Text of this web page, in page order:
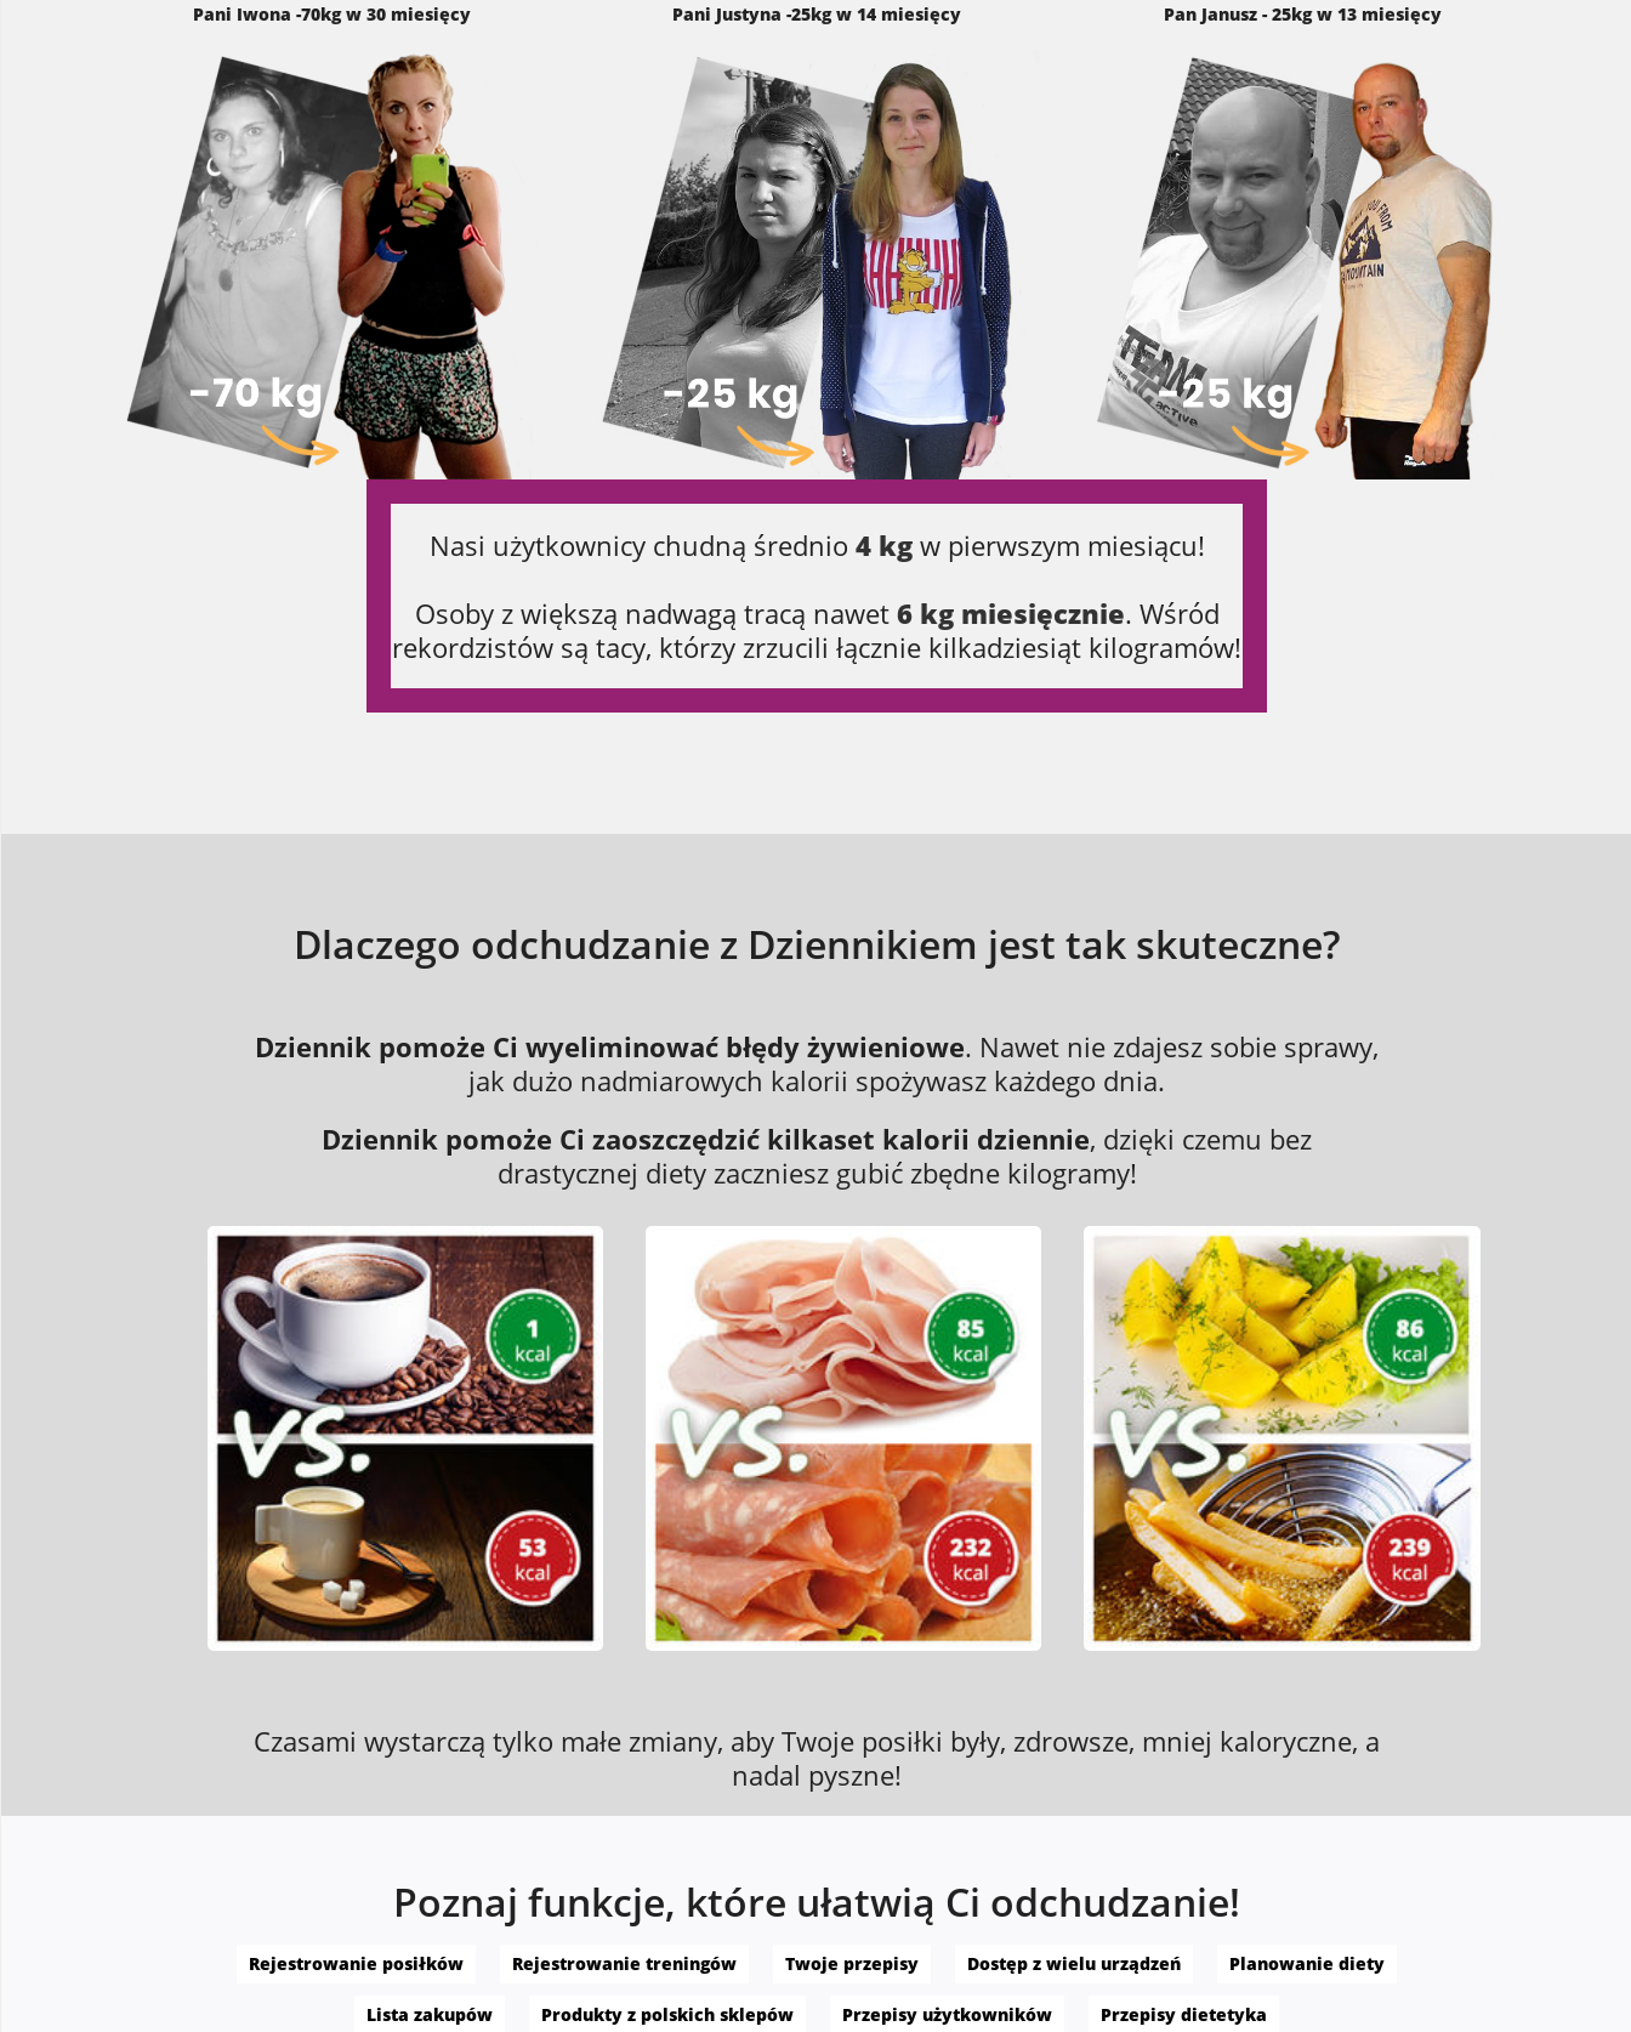
Pani Iwona -70kg w 30 miesięcy Pani Justyna -25kg w 14 miesięcy Pan Janusz - 25kg w 13 miesięcy
Nasi użytkownicy chudną średnio 4 kgw pierwszym miesiącu!
Osoby z większą nadwagą tracą nawet 6 kg miesięcznie. Wśród
rekordzistów są tacy, którzy zrzucili łącznie kilkadziesiąt kilogramów!
Dlaczego odchudzanie z Dziennikiem jest tak skuteczne?
Dziennik pomoże Ci wyeliminować błędy żywieniowe. Nawet nie zdajesz sobie sprawy,
jak dużo nadmiarowych kalorii spożywasz każdego dnia.
Dziennik pomoże Ci zaoszczędzić kilkaset kalorii dziennie, dzięki czemu bez
drastycznej diety zaczniesz gubić zbędne kilogramy!
Czasami wystarczą tylko małe zmiany, aby Twoje posiłki były, zdrowsze, mniej kaloryczne, a
nadal pyszne!
Poznaj funkcje, które ułatwią Ci odchudzanie!
Rejestrowanie posiłków Rejestrowanie treningów Twoje przepisy Dostęp z wielu urządzeń Planowanie diety
Lista zakupów Produkty z polskich sklepów Przepisy użytkowników Przepisy dietetyka